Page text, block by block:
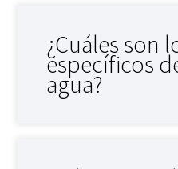
¿Cuáles son
específicos
agua?